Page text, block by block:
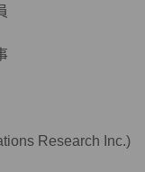
Research Inc.)